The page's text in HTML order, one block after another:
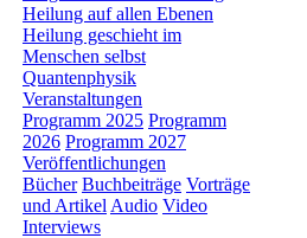
Heilung auf allen Ebenen
Heilung geschieht im
Menschen selbst
Quantenphysik
Veranstaltungen
Programm 2025 Programm
2026 Programm 2027
Veröffentlichungen
Bücher Buchbeiträge Vorträge
und Artikel Audio Video
Interviews